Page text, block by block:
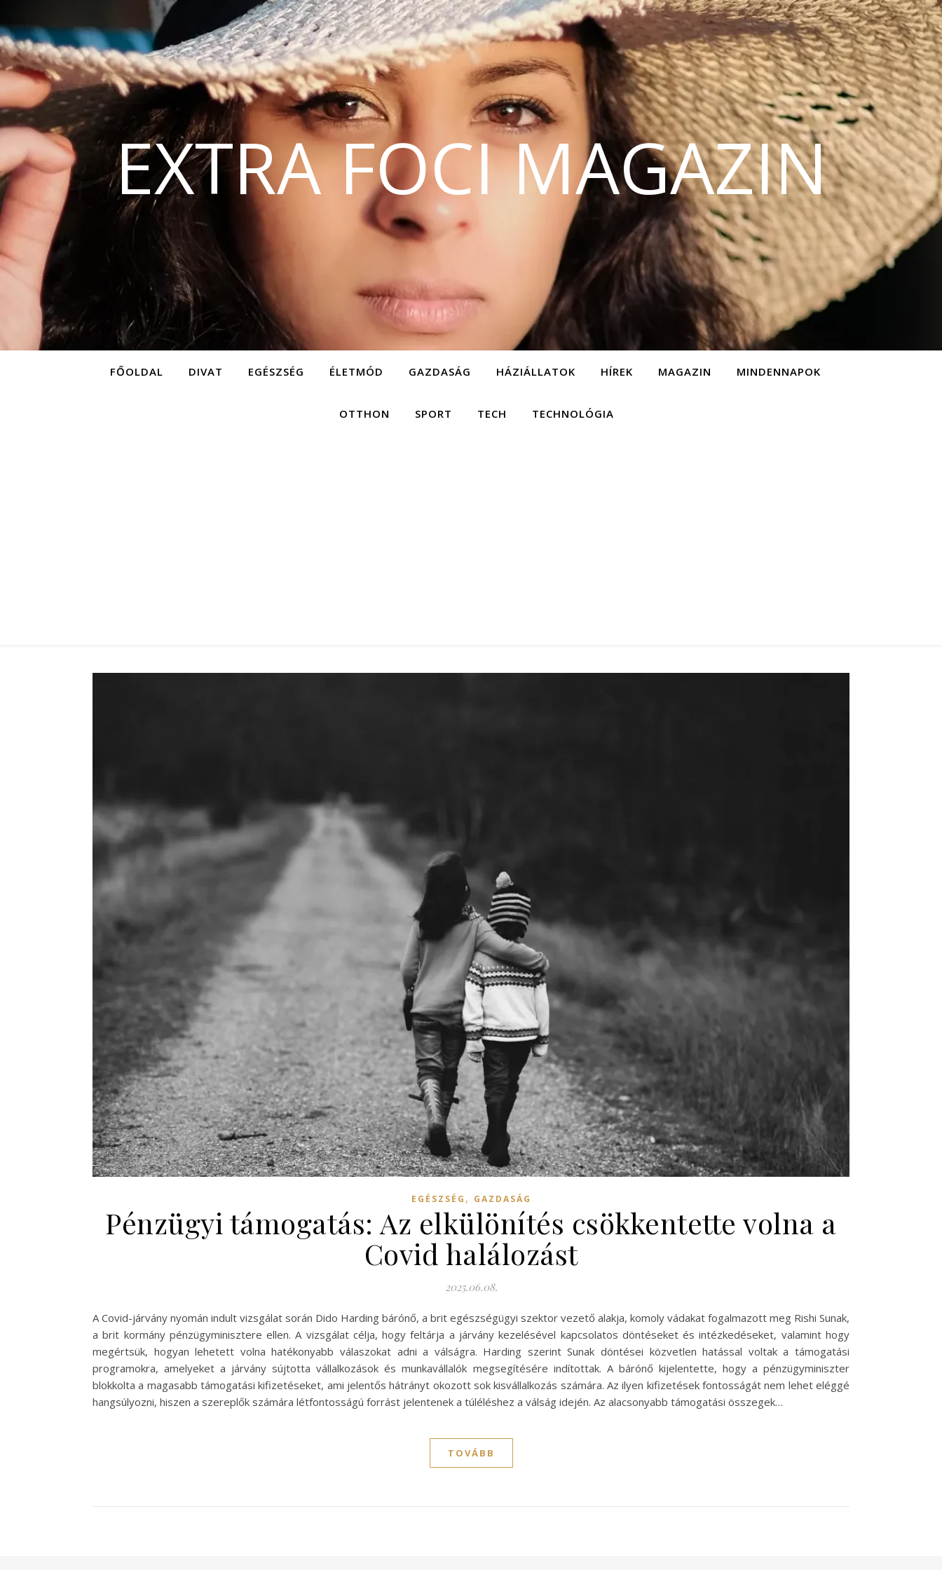
EXTRA FOCI MAGAZIN
FŐOLDAL DIVAT EGÉSZSÉG ÉLETMÓD GAZDASÁG HÁZIÁLLATOK HÍREK MAGAZIN MINDENNAPOK
OTTHON SPORT TECH TECHNOLÓGIA
EGÉSZSÉG , GAZDASÁG
Pénzügyi támogatás: Az elkülönítés csökkentette volna a
Covid halálozást
2025.06.08.
A Covid-járvány nyomán indult vizsgálat során Dido Harding bárónő, a brit egészségügyi szektor vezető alakja, komoly vádakat fogalmazott meg Rishi Sunak,
a brit kormány pénzügyminisztere ellen. A vizsgálat célja, hogy feltárja a járvány kezelésével kapcsolatos döntéseket és intézkedéseket, valamint hogy
megértsük, hogyan lehetett volna hatékonyabb válaszokat adni a válságra. Harding szerint Sunak döntései közvetlen hatással voltak a támogatási
programokra, amelyeket a járvány sújtotta vállalkozások és munkavállalók megsegítésére indítottak. A bárónő kijelentette, hogy a pénzügyminiszter
blokkolta a magasabb támogatási kifizetéseket, ami jelentős hátrányt okozott sok kisvállalkozás számára. Az ilyen kifizetések fontosságát nem lehet eléggé
hangsúlyozni, hiszen a szereplők számára létfontosságú forrást jelentenek a túléléshez a válság idején. Az alacsonyabb támogatási összegek…
TOVÁBB